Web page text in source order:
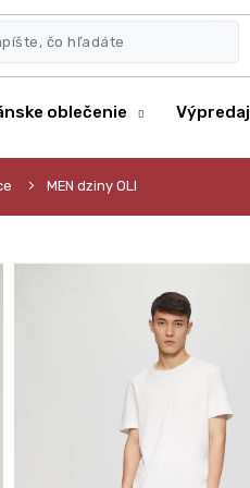
oblečenie Výpredaj
MEN dziny OLI